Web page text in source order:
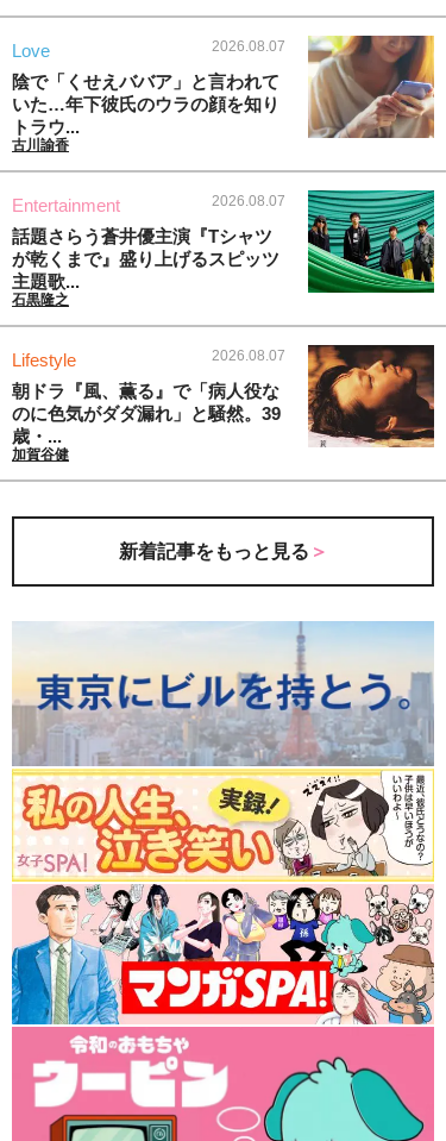
Love 2026.08.07
陰で「くせえババア」と言われて
いた…年下彼氏のウラの顔を知り
トラウ...
古川諭香
Entertainment 2026.08.07
話題さらう蒼井優主演『Tシャツ
が乾くまで』盛り上げるスピッツ
主題歌...
石黒隆之
Lifestyle 2026.08.07
朝ドラ『風、薫る』で「病人役な
のに色気がダダ漏れ」と騒然。39
歳・...
加賀谷健
新着記事をもっと見る